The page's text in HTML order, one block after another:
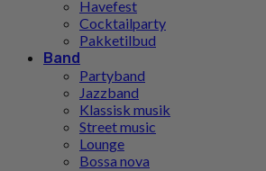
Havefest
Cocktailparty
Pakketilbud
Band
Partyband
Jazzband
Klassisk musik
Street music
Lounge
Bossa nova